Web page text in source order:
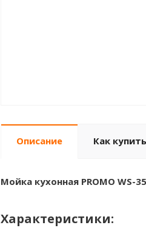
Описание Как купить
Мойка кухонная PROMO
Характеристики: